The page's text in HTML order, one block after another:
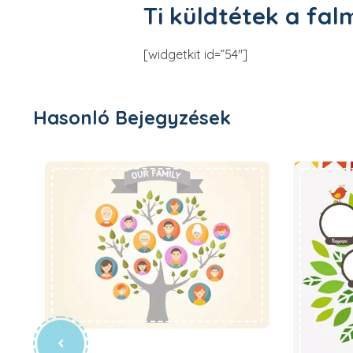
Ti küldtétek a
[widgetkit id=”54″]
Hasonló Bejegyzések